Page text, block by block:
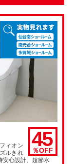
45
％OFF
ィオン
ルきれ
安心設計、超節水